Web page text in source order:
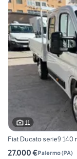
11
Fiat Ducato serie9 140
27.000 €Palermo(PA)